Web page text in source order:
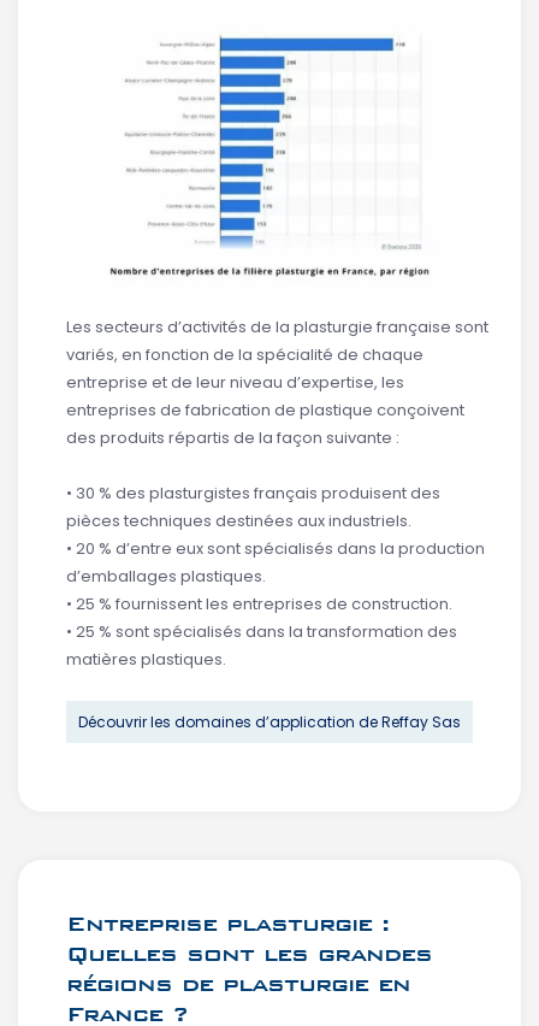
Les secteurs d’activités de la plasturgie française sont
variés, en fonction de la spécialité de chaque
entreprise et de leur niveau d’expertise, les
entreprises de fabrication de plastique conçoivent
des produits répartis de la façon suivante :
• 30 % des plasturgistes français produisent des
pièces techniques destinées aux industriels.
• 20 % d’entre eux sont spécialisés dans la production
d’emballages plastiques.
• 25 % fournissent les entreprises de construction.
• 25 % sont spécialisés dans la transformation des
matières plastiques.
Découvrir les domaines d’application de Reffay Sas
Entreprise plasturgie :
Quelles sont les grandes
régions de plasturgie en
France ?